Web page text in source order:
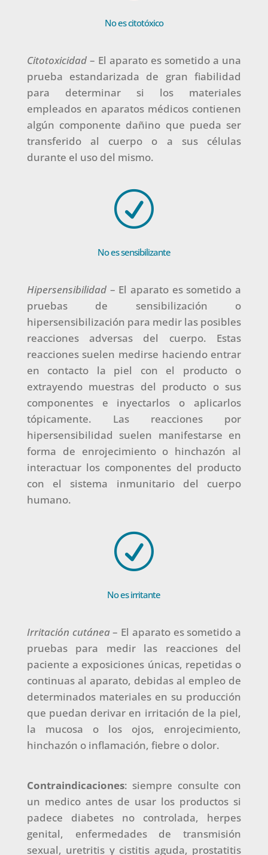
No es citotóxico
Citotoxicidad– El aparato es sometido a una
prueba estandarizada de gran fiabilidad
para determinar si los materiales
empleados en aparatos médicos contienen
algún componente dañino que pueda ser
transferido al cuerpo o a sus células
durante el uso del mismo.
R
No es sensibilizante
Hipersensibilidad– El aparato es sometido a
pruebas de sensibilización o
hipersensibilización para medir las posibles
reacciones adversas del cuerpo. Estas
reacciones suelen medirse haciendo entrar
en contacto la piel con el producto o
extrayendo muestras del producto o sus
componentes e inyectarlos o aplicarlos
tópicamente. Las reacciones por
hipersensibilidad suelen manifestarse en
forma de enrojecimiento o hinchazón al
interactuar los componentes del producto
con el sistema inmunitario del cuerpo
humano.
R
No es irritante
Irritación cutánea– El aparato es sometido a
pruebas para medir las reacciones del
paciente a exposiciones únicas, repetidas o
continuas al aparato, debidas al empleo de
determinados materiales en su producción
que puedan derivar en irritación de la piel,
la mucosa o los ojos, enrojecimiento,
hinchazón o inflamación, fiebre o dolor.
Contraindicaciones: siempre consulte con
un medico antes de usar los productos si
padece diabetes no controlada, herpes
genital, enfermedades de transmisión
sexual, uretritis y cistitis aguda, prostatitis